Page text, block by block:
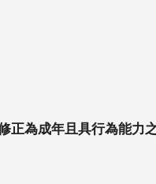
正為成年且具行為能力